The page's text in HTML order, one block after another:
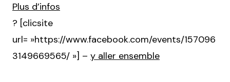
Plus d’infos
? [clicsite
url= »https://www.facebook.com/events/157096
3149669565/ »] – y aller ensemble